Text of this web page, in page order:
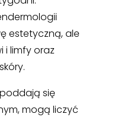
estetyczną, ale
i limfy oraz
się
mogą liczyć